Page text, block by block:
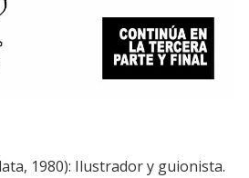
1980): Ilustrador y guionista.